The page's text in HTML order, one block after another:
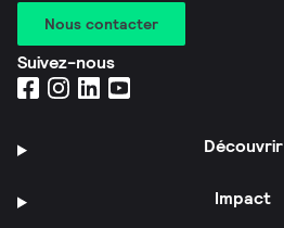
Nous contacter
Suivez-nous
Découvrir
Impact